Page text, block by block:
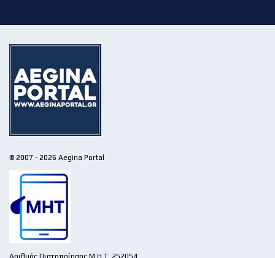
© 2007 - 2026 Aegina Portal